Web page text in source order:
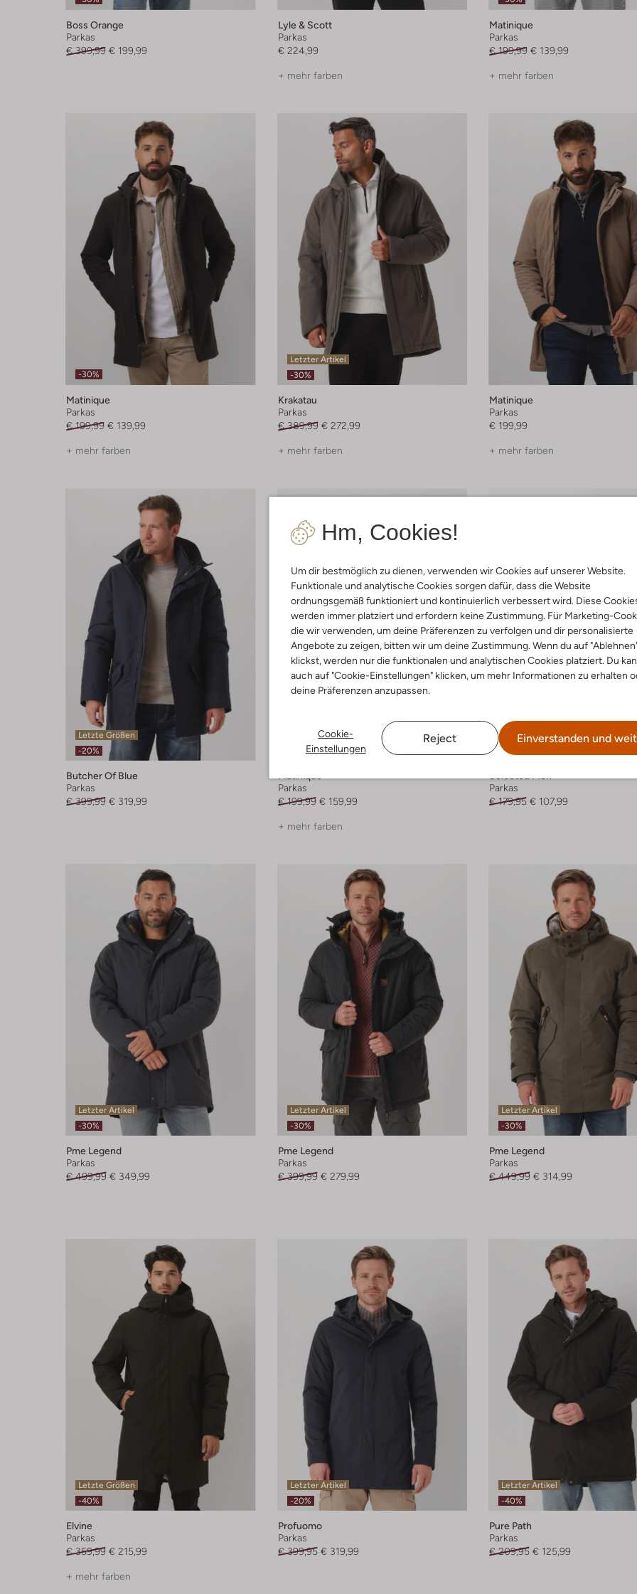
Hm, Cookies!
Um dir bestmöglich zu dienen, verwenden wir Cookies auf unserer Website.
Funktionale und analytische Cookies sorgen dafür, dass die Website
ordnungsgemäß funktioniert und kontinuierlich verbessert wird. Diese
werden immer platziert und erfordern keine Zustimmung. Für Marketing-
die wir verwenden, um deine Präferenzen zu verfolgen und dir personalisierte
Angebote zu zeigen, bitten wir um deine Zustimmung. Wenn du auf
klickst, werden nur die funktionalen und analytischen Cookies platziert. Du
auch auf "Cookie-Einstellungen" klicken, um mehr Informationen zu erhalten
deine Präferenzen anzupassen.
Cookie-
Einstellungen
Reject Einverstanden und
Boss Orange
Parkas
€ 399,99 € 199,99
Lyle & Scott
Parkas
€ 224,99
+ mehr farben
Matinique
Parkas
€ 199,99 € 139,99
+ mehr farben
-30%
Matinique
Parkas
€ 199,99 € 139,99
+ mehr farben
Letzter Artikel
-30%
Krakatau
Parkas
€ 389,99 € 272,99
+ mehr farben
Matinique
Parkas
€ 199,99
+ mehr farben
Letzte Größen
-20%
Butcher Of Blue
Parkas
€ 399,99 € 319,99
-20%
Parkas
€ 199,99 € 159,99
+ mehr farben
Letzte Größen
-40%
Parkas
€ 179,95 € 107,99
Letzter Artikel
-30%
Pme Legend
Parkas
€ 499,99 € 349,99
Letzter Artikel
-30%
Pme Legend
Parkas
€ 399,99 € 279,99
Letzter Artikel
-30%
Pme Legend
Parkas
€ 449,99 € 314,99
Letzte Größen
-40%
Elvine
Parkas
€ 359,99 € 215,99
+ mehr farben
Letzter Artikel
-20%
Profuomo
Parkas
€ 399,95 € 319,99
Letzter Artikel
-40%
Pure Path
Parkas
€ 209,95 € 125,99